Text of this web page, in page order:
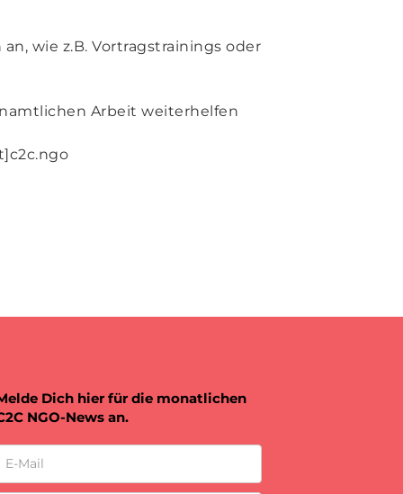
wie z.B. Vortragstrainings oder
Arbeit weiterhelfen
Dich hier für die monatlichen
NGO-News an.